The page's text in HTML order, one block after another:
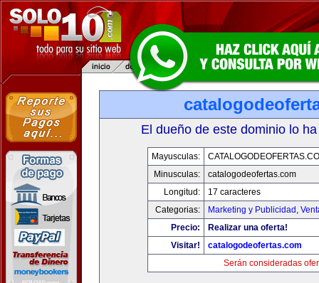
El dueño de este dominio lo
Mayusculas:
Minusculas:
catalogodeofertas.com
Longitud:
17 caracteres
Categorias:
Marketing y Publicidad ,
Precio:
Realizar una oferta!
Visitar!
catalogodeofertas.com
Serán consideradas